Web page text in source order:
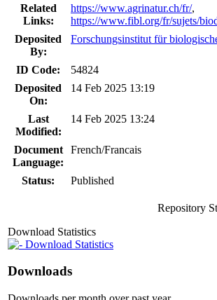
Related
Links:
https://www.agrinatur.ch/fr/,
https://www.fibl.org/fr/sujets/
Deposited
By:
Forschungsinstitut für
ID Code:
54824
Deposited
On:
14 Feb 2025 13:19
Last
Modified:
14 Feb 2025 13:24
Document
Language:
French/Francais
Status: Published
Repository
Download Statistics
Download Statistics
Downloads